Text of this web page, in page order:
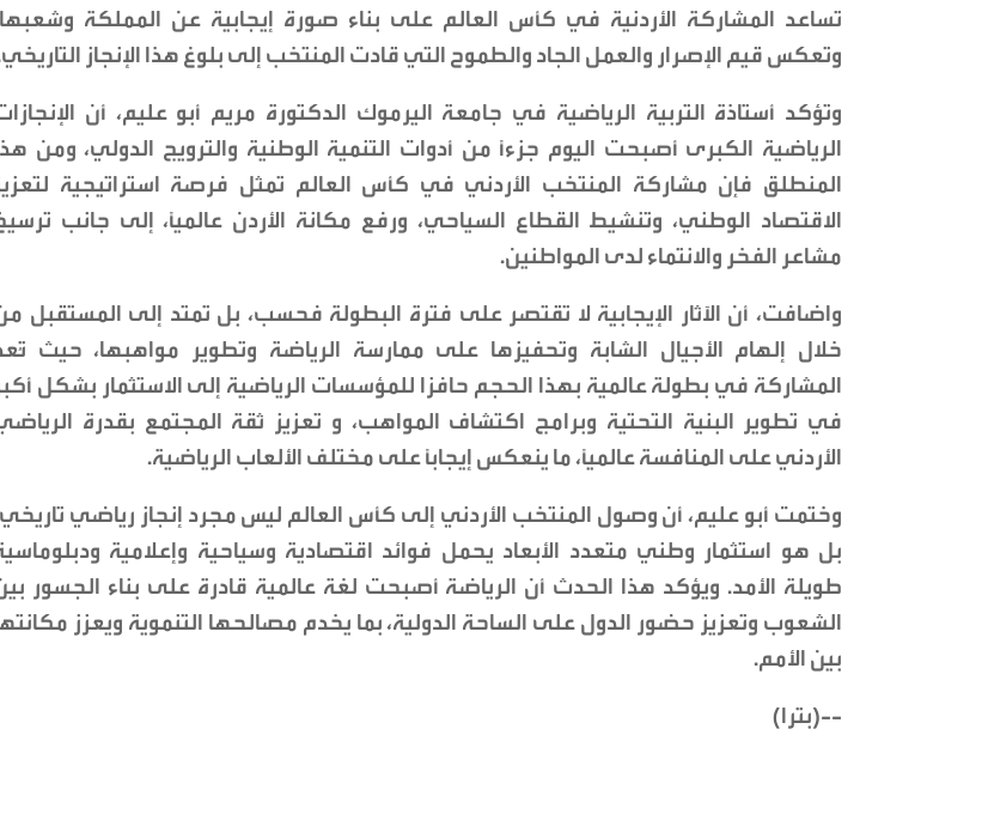
تساعد المشاركة الأردنية في كأس العالم على بناء صورة إيجابية عن المملكة
وتعكس قيم الإصرار والعمل الجاد والطموح التي قادت المنتخب إلى بلوغ هذا الإنجاز
وتؤكد أستاذة التربية الرياضية في جامعة اليرموك الدكتورة مريم أبو عليم، أن
الرياضية الكبرى أصبحت اليوم جزءًا من أدوات التنمية الوطنية والترويج الدولي، ومن
المنطلق فإن مشاركة المنتخب الأردني في كأس العالم تمثل فرصة استراتيجية
الاقتصاد الوطني، وتنشيط القطاع السياحي، ورفع مكانة الأردن عالميًا، إلى جانب
مشاعر الفخر والانتماء لدى المواطنين.
واضافت، أن الآثار الإيجابية لا تقتصر على فترة البطولة فحسب، بل تمتد إلى المستقبل
خلال إلهام الأجيال الشابة وتحفيزها على ممارسة الرياضة وتطوير مواهبها، حيث
المشاركة في بطولة عالمية بهذا الحجم حافزا للمؤسسات الرياضية إلى الاستثمار بشكل
في تطوير البنية التحتية وبرامج اكتشاف المواهب، و تعزيز ثقة المجتمع بقدرة
الأردني على المنافسة عالميًا، ما ينعكس إيجابًا على مختلف الألعاب الرياضية.
وختمت أبو عليم، أن وصول المنتخب الأردني إلى كأس العالم ليس مجرد إنجاز رياضي
بل هو استثمار وطني متعدد الأبعاد يحمل فوائد اقتصادية وسياحية وإعلامية
طويلة الأمد. ويؤكد هذا الحدث أن الرياضة أصبحت لغة عالمية قادرة على بناء الجسور
الشعوب وتعزيز حضور الدول على الساحة الدولية، بما يخدم مصالحها التنموية ويعزز
بين الأمم.
--(بترا)